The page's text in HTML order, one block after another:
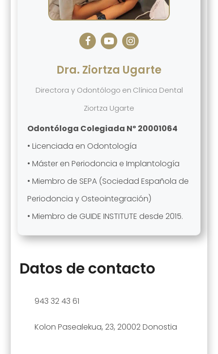
Dra. Ziortza Ugarte
Directora y Odontólogo en Clínica Dental
Ziortza Ugarte
Odontóloga Colegiada Nº 20001064
• Licenciada en Odontología
• Máster en Periodoncia e Implantología
• Miembro de SEPA (Sociedad Española de
Periodoncia y Osteointegración)
• Miembro de GUIDE INSTITUTE desde 2015.
Datos de contacto
943 32 43 61
Kolon Pasealekua, 23, 20002 Donostia